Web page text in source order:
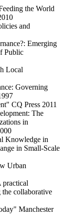
the World
and
Emerging
Public
Local
Governing
CQ Press 2011
The
in
Knowledge in
in Small-Scale
Urban
practical
collaborative
Manchester